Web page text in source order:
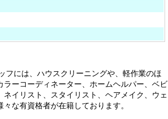
フには、ハウスクリーニングや、軽作業のほ
ーコーディネーター、ホームヘルパー、ベビ
イリスト、スタイリスト、ヘアメイク、ウェ
な有資格者が在籍しております。